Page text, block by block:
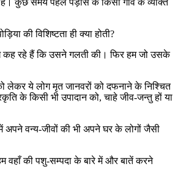
की विशिष्टता ही क्या होती?
कह रहे हैं कि उसने गलती की। फिर हम जो उसके
लेकर ये लोग मृत जानवरों को दफनाने के निश्चित
के किसी भी उपादान को, चाहे जीव-जन्तु हों या
अपने वन्य-जीवों की भी अपने घर के लोगों जैसी
वहाँ की पशु-सम्पदा के बारे में और बातें करने